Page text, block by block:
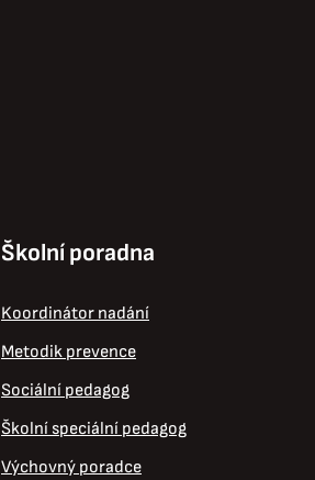
Školní poradna
Koordinátor nadání
Metodik prevence
Sociální pedagog
Školní speciální pedagog
Výchovný poradce